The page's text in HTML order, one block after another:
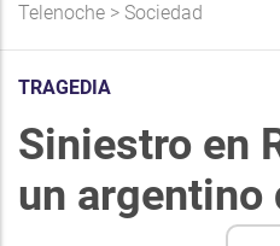
Telenoche > Sociedad
TRAGEDIA
Siniestro en
un argentino